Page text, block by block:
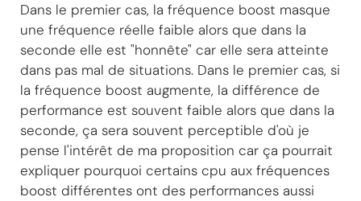
Dans le premier cas, la fréquence boost masque
une fréquence réelle faible alors que dans la
seconde elle est "honnête" car elle sera atteinte
dans pas mal de situations. Dans le premier cas, si
la fréquence boost augmente, la différence de
performance est souvent faible alors que dans la
seconde, ça sera souvent perceptible d'où je
pense l'intérêt de ma proposition car ça pourrait
expliquer pourquoi certains cpu aux fréquences
boost différentes ont des performances aussi